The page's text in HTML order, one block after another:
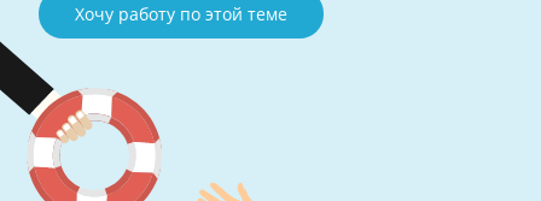
Хочу работу по этой теме